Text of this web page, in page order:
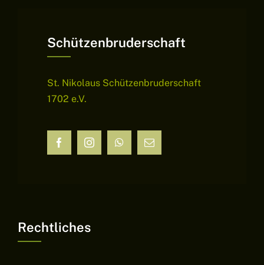
Schützenbruderschaft
St. Nikolaus Schützenbruderschaft
1702 e.V.
Rechtliches